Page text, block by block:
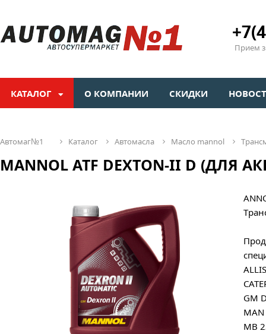
Прием
КАТАЛОГ О КОМПАНИИ СКИДКИ
автомаг№1 каталог автомасла масло mannol
MANNOL ATF DEXTON-II D (ДЛЯ
GM
MB